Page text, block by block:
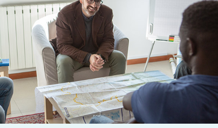
MEDIAZIONE ETNOCLINICA